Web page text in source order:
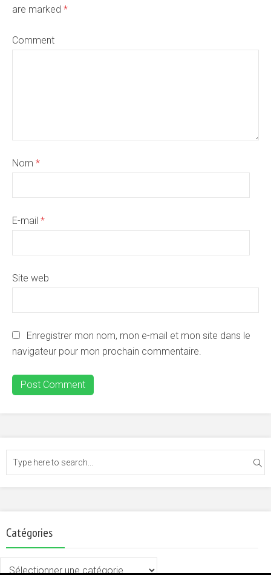
are marked *
Comment
Nom *
E-mail *
Site web
Enregistrer mon nom, mon e-mail et mon site dans le
navigateur pour mon prochain commentaire.
Catégories